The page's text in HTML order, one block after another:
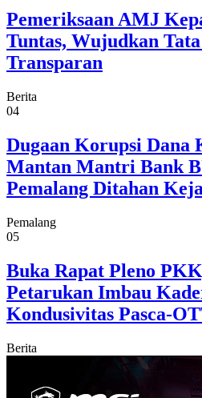
Pemeriksaan AMJ
Tuntas, Wujudkan
Transparan
Berita
04
Dugaan Korupsi Dana
Mantan Mantri Bank
Pemalang Ditahan
Pemalang
05
Buka Rapat Pleno
Petarukan Imbau
Kondusivitas Pasca-
Berita